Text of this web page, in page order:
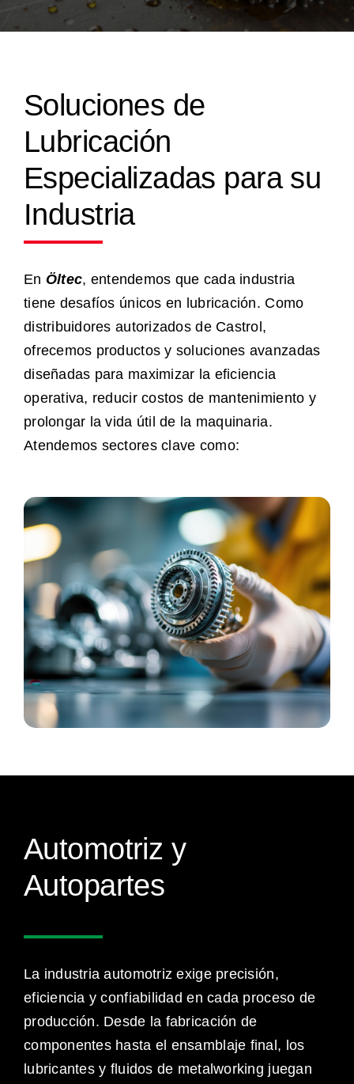
Servicios
Nosotros
Industrias
Contáctanos
Soluciones de
Lubricación
Especializadas para su
Industria
En Öltec, entendemos que cada industria
tiene desafíos únicos en lubricación. Como
distribuidores autorizados de Castrol,
ofrecemos productos y soluciones avanzadas
diseñadas para maximizar la eficiencia
operativa, reducir costos de mantenimiento y
prolongar la vida útil de la maquinaria.
Atendemos sectores clave como:
Automotriz y
Autopartes
La industria automotriz exige precisión,
eficiencia y confiabilidad en cada proceso de
producción. Desde la fabricación de
componentes hasta el ensamblaje final, los
lubricantes y fluidos de metalworking juegan